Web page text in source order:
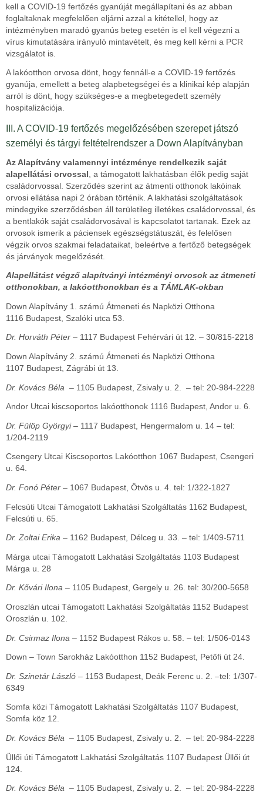
kell a COVID-19 fertőzés gyanúját megállapítani és az abban
foglaltaknak megfelelően eljárni azzal a kitétellel, hogy az
intézményben maradó gyanús beteg esetén is el kell végezni a
vírus kimutatására irányuló mintavételt, és meg kell kérni a PCR
vizsgálatot is.
A lakóotthon orvosa dönt, hogy fennáll-e a COVID-19 fertőzés
gyanúja, emellett a beteg alapbetegségei és a klinikai kép alapján
arról is dönt, hogy szükséges-e a megbetegedett személy
hospitalizációja.
III. A COVID-19 fertőzés megelőzésében szerepet játszó
személyi és tárgyi feltételrendszer a Down Alapítványban
Az Alapítvány valamennyi intézménye rendelkezik saját
alapellátási orvossal , a támogatott lakhatásban élők pedig saját
családorvossal. Szerződés szerint az átmenti otthonok lakóinak
orvosi ellátása napi 2 órában történik. A lakhatási szolgáltatások
mindegyike szerződésben áll területileg illetékes családorvossal, és
a bentlakók saját családorvosával is kapcsolatot tartanak. Ezek az
orvosok ismerik a páciensek egészségstátuszát, és felelősen
végzik orvos szakmai feladataikat, beleértve a fertőző betegségek
és járványok megelőzését.
Alapellátást végző alapítványi intézményi orvosok az átmeneti
otthonokban, a lakóotthonokban és a TÁMLAK-okban
Down Alapítvány 1. számú Átmeneti és Napközi Otthona
1116 Budapest, Szalóki utca 53.
Dr. Horváth Péter – 1117 Budapest Fehérvári út 12. – 30/815-2218
Down Alapítvány 2. számú Átmeneti és Napközi Otthona
1107 Budapest, Zágrábi út 13.
Dr. Kovács Béla – 1105 Budapest, Zsivaly u. 2. – tel: 20-984-2228
Andor Utcai kiscsoportos lakóotthonok 1116 Budapest, Andor u. 6.
Dr. Fülöp Györgyi– 1117 Budapest, Hengermalom u. 14 – tel:
1/204-2119
Csengery Utcai Kiscsoportos Lakóotthon 1067 Budapest, Csengeri
u. 64.
Dr. Fonó Péter – 1067 Budapest, Ötvös u. 4. tel: 1/322-1827
Felcsúti Utcai Támogatott Lakhatási Szolgáltatás 1162 Budapest,
Felcsúti u. 65.
Dr. Zoltai Erika – 1162 Budapest, Délceg u. 33. – tel: 1/409-5711
Márga utcai Támogatott Lakhatási Szolgáltatás 1103 Budapest
Márga u. 28
Dr. Kővári Ilona – 1105 Budapest, Gergely u. 26. tel: 30/200-5658
Oroszlán utcai Támogatott Lakhatási Szolgáltatás 1152 Budapest
Oroszlán u. 102.
Dr. Csirmaz Ilona – 1152 Budapest Rákos u. 58. – tel: 1/506-0143
Down – Town Sarokház Lakóotthon 1152 Budapest, Petőfi út 24.
Dr. Szinetár László – 1153 Budapest, Deák Ferenc u. 2. –tel: 1/307-
6349
Somfa közi Támogatott Lakhatási Szolgáltatás 1107 Budapest,
Somfa köz 12.
Dr. Kovács Béla – 1105 Budapest, Zsivaly u. 2. – tel: 20-984-2228
Üllői úti Támogatott Lakhatási Szolgáltatás 1107 Budapest Üllői út
124.
Dr. Kovács Béla – 1105 Budapest, Zsivaly u. 2. – tel: 20-984-2228